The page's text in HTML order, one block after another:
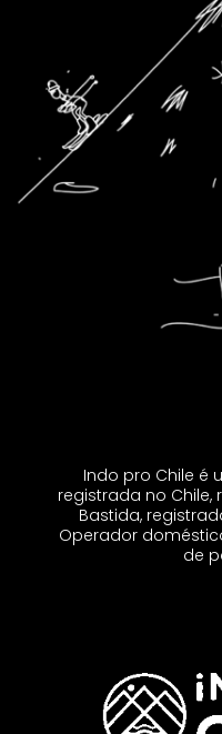
Indo pro Chile é
registrada no Chile,
Bastida,
Operador
de